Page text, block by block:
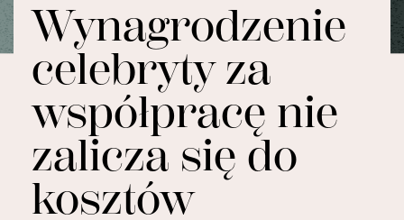
Wynagrodzenie
celebryty za
współpracę nie
zalicza się do
kosztów